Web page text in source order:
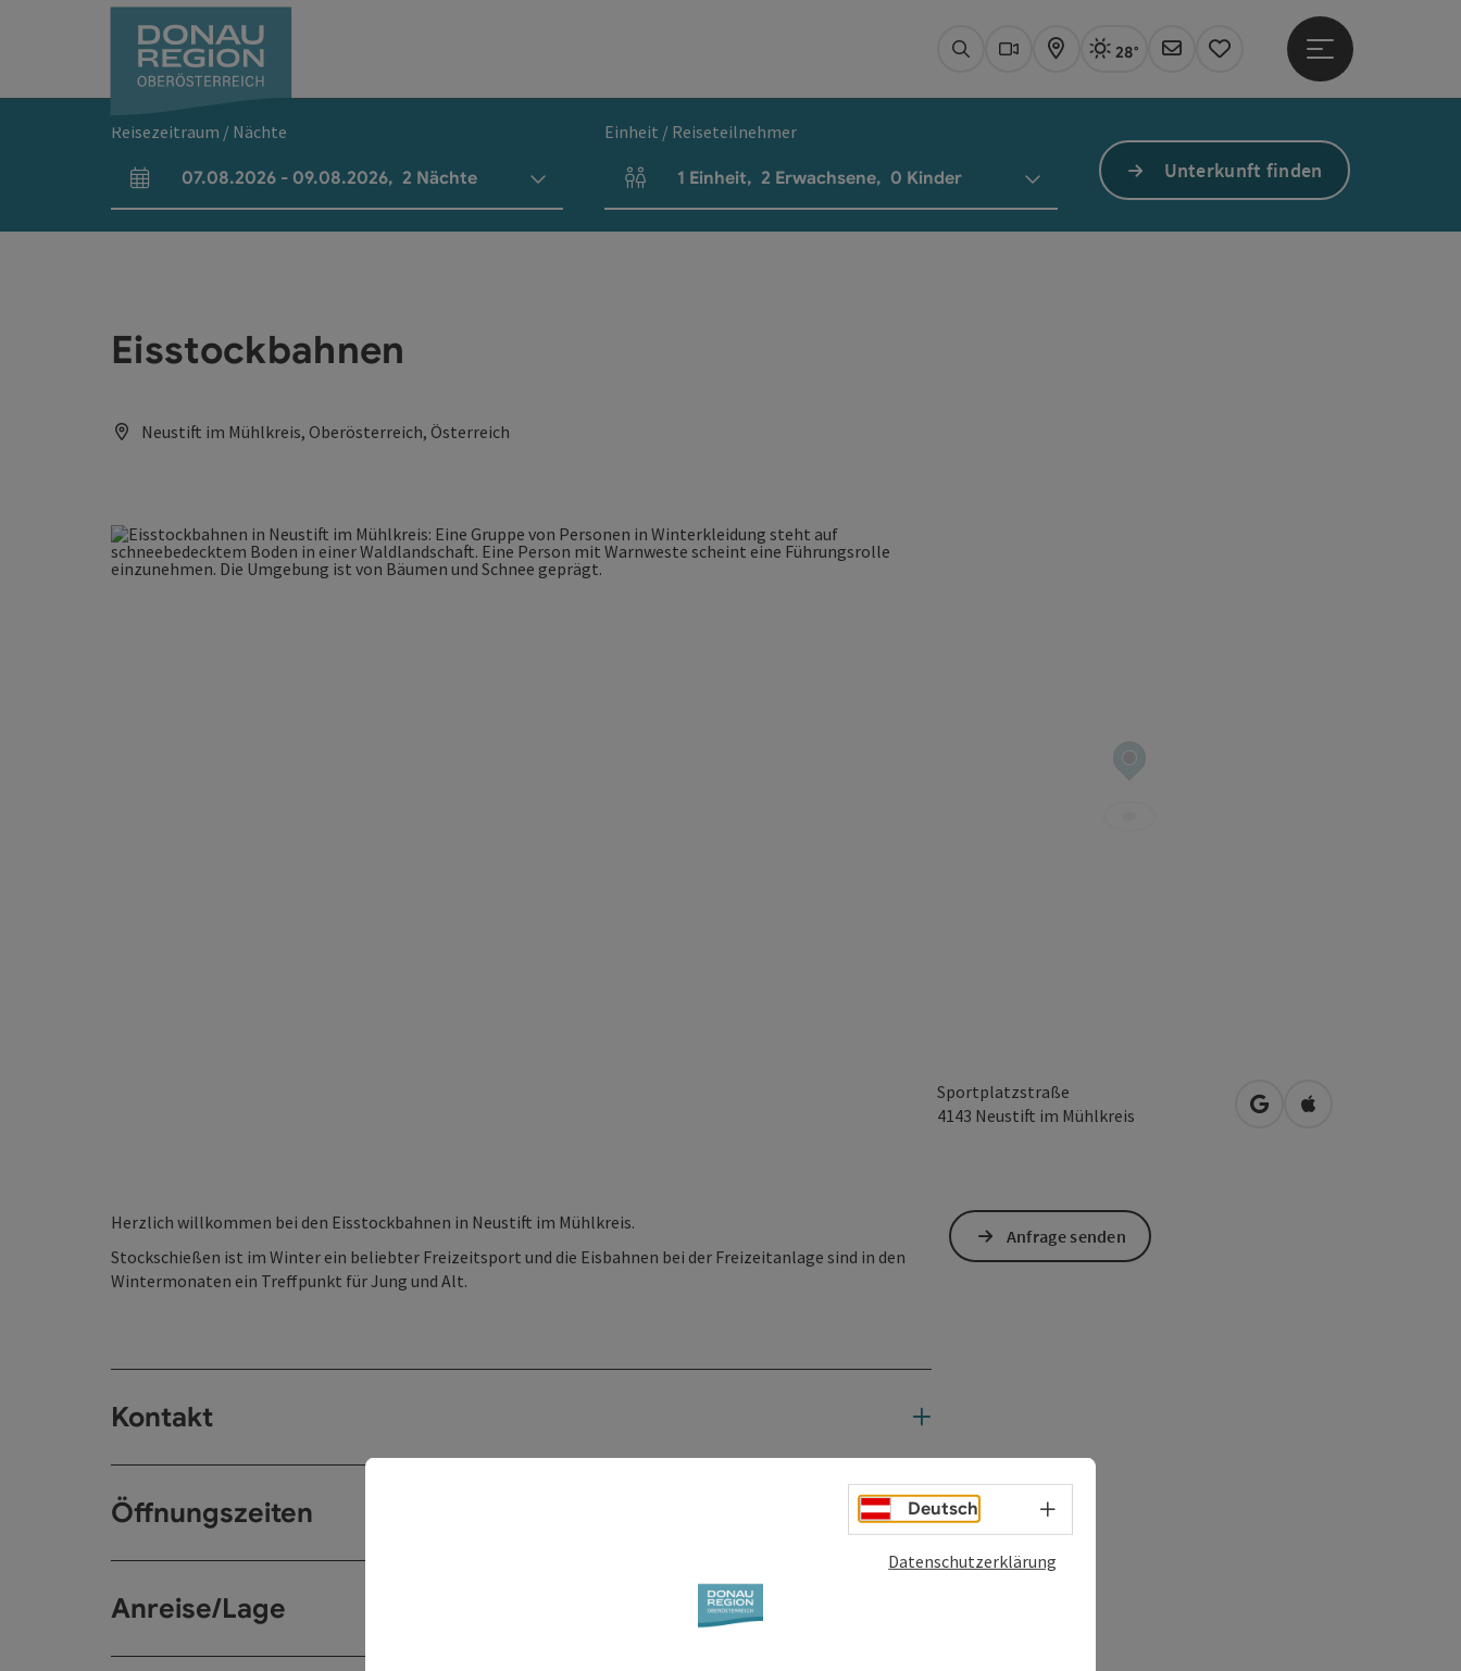
SuchenWebcams
KarteAktuelles Wetter Linz, sonnig
28°
Newsletter
Merkzettel
Hauptmenü öffnen
Reisezeitraum / Nächte
An- und Abreisefelder
07.08.2026 - 09.08.2026, 2 Nächte
Einheit / Reiseteilnehmer
Einheitenanzahl und Personenfelder
1 Einheit, 2 Erwachsene, 0 Kinder Unterkunft finden
Eisstockbahnen
Neustift im Mühlkreis, Oberösterreich, Österreich
Sportplatzstraße
4143 Neustift im Mühlkreis in Google Maps öffnen
in Apple Maps
Herzlich willkommen bei den Eisstockbahnen in Neustift im Mühlkreis.
Stockschießen ist im Winter ein beliebter Freizeitsport und die Eisbahnen bei der Freizeitanlage sind in den
Wintermonaten ein Treffpunkt für Jung und Alt.
Kontakt
Öffnungszeiten
Anreise/Lage
Anfrage senden
Deutsch Sprachwahl - Menü öffnen
Datenschutzerklärung